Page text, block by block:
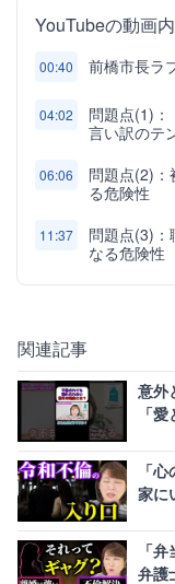
YouTubeの動画
00:40 前橋市長ラ
04:02
問題点(1)：
言い訳のテ
06:06
問題点(2)：
る危険性
11:37
問題点(3)：
なる危険性
関連記事
意外
「
「
家に
「
弁護